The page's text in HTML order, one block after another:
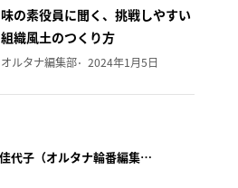
味の素役員に聞く、挑戦しやすい
組織風土のつくり方
オルタナ編集部 2024年1月5日
北村（宮子）佳代子（オルタナ輪番編集長）